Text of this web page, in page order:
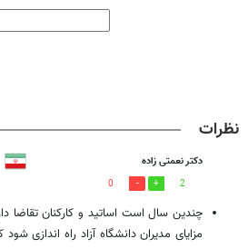
نظرات
دکتر نعمتی زاده
2
0
چندین سال است اساتید و کارکنان تقاضا
مزایای مدیران دانشگاه آزاد راه اندازی